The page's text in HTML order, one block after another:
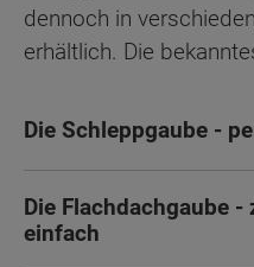
dennoch in
erhältlich. Die
Die Schleppgaube -
Die Flachdachgaube
einfach